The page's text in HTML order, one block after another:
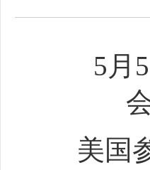
5月5
美国参